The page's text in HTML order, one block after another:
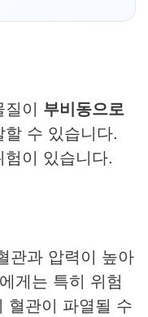
이 부비동으로
수 있습니다.
이 있습니다.
관과 압력이 높아
게는 특히 위험
혈관이 파열될 수